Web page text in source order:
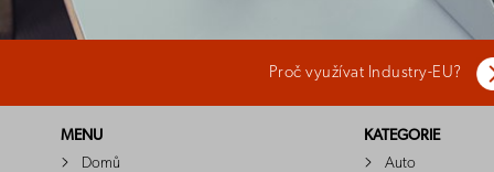
Proč využívat Industry-EU?
MENU
Domů
KATEGORIE
Auto